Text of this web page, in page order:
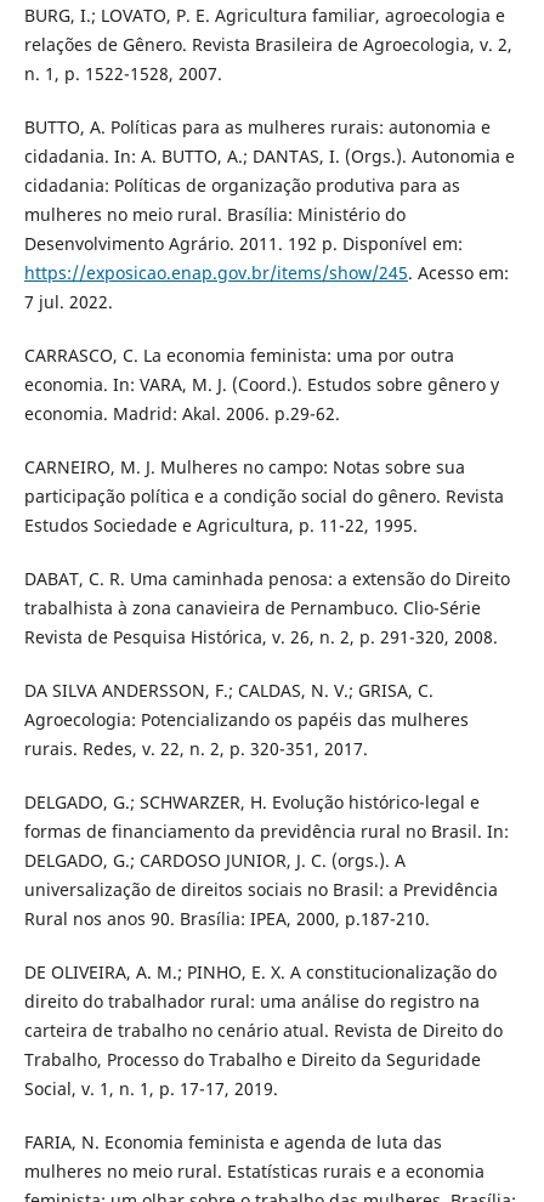
BURG, I.; LOVATO, P. E. Agricultura familiar, agroecologia e
relações de Gênero. Revista Brasileira de Agroecologia, v. 2,
n. 1, p. 1522-1528, 2007.
BUTTO, A. Políticas para as mulheres rurais: autonomia e
cidadania. In: A. BUTTO, A.; DANTAS, I. (Orgs.). Autonomia e
cidadania: Políticas de organização produtiva para as
mulheres no meio rural. Brasília: Ministério do
Desenvolvimento Agrário. 2011. 192 p. Disponível em:
https://exposicao.enap.gov.br/items/show/245. Acesso em:
7 jul. 2022.
CARRASCO, C. La economia feminista: uma por outra
economia. In: VARA, M. J. (Coord.). Estudos sobre gênero y
economia. Madrid: Akal. 2006. p.29-62.
CARNEIRO, M. J. Mulheres no campo: Notas sobre sua
participação política e a condição social do gênero. Revista
Estudos Sociedade e Agricultura, p. 11-22, 1995.
DABAT, C. R. Uma caminhada penosa: a extensão do Direito
trabalhista à zona canavieira de Pernambuco. Clio-Série
Revista de Pesquisa Histórica, v. 26, n. 2, p. 291-320, 2008.
DA SILVA ANDERSSON, F.; CALDAS, N. V.; GRISA, C.
Agroecologia: Potencializando os papéis das mulheres
rurais. Redes, v. 22, n. 2, p. 320-351, 2017.
DELGADO, G.; SCHWARZER, H. Evolução histórico-legal e
formas de financiamento da previdência rural no Brasil. In:
DELGADO, G.; CARDOSO JUNIOR, J. C. (orgs.). A
universalização de direitos sociais no Brasil: a Previdência
Rural nos anos 90. Brasília: IPEA, 2000, p.187-210.
DE OLIVEIRA, A. M.; PINHO, E. X. A constitucionalização do
direito do trabalhador rural: uma análise do registro na
carteira de trabalho no cenário atual. Revista de Direito do
Trabalho, Processo do Trabalho e Direito da Seguridade
Social, v. 1, n. 1, p. 17-17, 2019.
FARIA, N. Economia feminista e agenda de luta das
mulheres no meio rural. Estatísticas rurais e a economia